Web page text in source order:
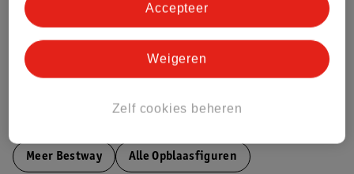
Bestel & Bezorginformatie
Meer Bestway Alle Opblaasfiguren
Zelf cookies beheren
Weigeren
Accepteer